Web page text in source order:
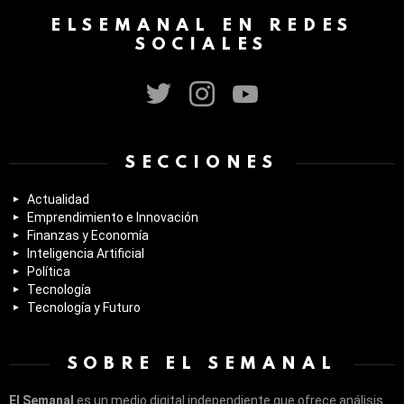
ELSEMANAL EN REDES
SOCIALES
SECCIONES
Actualidad
Emprendimiento e Innovación
Finanzas y Economía
Inteligencia Artificial
Política
Tecnología
Tecnología y Futuro
SOBRE EL SEMANAL
El Semanal es un medio digital independiente que ofrece análisis